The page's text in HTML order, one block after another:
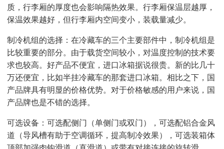
质，行李厢的厚度也会影响隔热效果。行李厢保温层越厚，
保温效果越好，但行李厢内空间变小，装载量减少。
制冷机组的选择：在冷藏车的三个主要部件中，制冷机组是
比较重要的部分。由于载货空间较小，对温度控制的技术要
求也较高。好产品不便宜，进口冰箱据说很贵。新的比几十
万还便宜，比如半挂冷藏车的那套进口冰箱。相比之下，国
产品牌具有明显的价格优势。对于价格敏感的用户来说，国
产品牌也是不错的选择。
可选设备：可选配侧门（单侧门或双门），可选配铝合金风
道（导风槽有助于空调循环，提高制冷效果），可选装箱体